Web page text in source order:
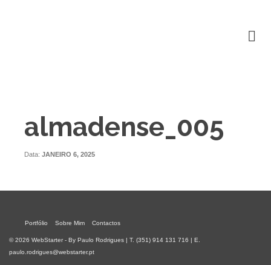
almadense_005
Data: JANEIRO 6, 2025
Portfólio Sobre Mim Contactos
© 2026 WebStarter - By Paulo Rodrigues | T. (351) 914 131 716 | E.
paulo.rodrigues@webstarter.pt